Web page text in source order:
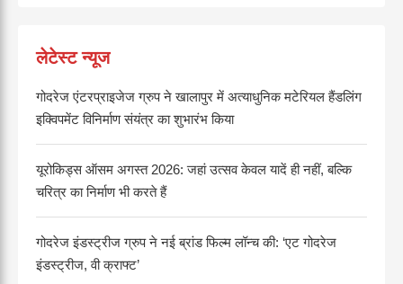
लेटेस्ट न्यूज
गोदरेज एंटरप्राइजेज ग्रुप ने खालापुर में अत्याधुनिक मटेरियल हैंडलिंग
इक्विपमेंट विनिर्माण संयंत्र का शुभारंभ किया
यूरोकिड्स ऑसम अगस्त 2026: जहां उत्सव केवल यादें ही नहीं, बल्कि
चरित्र का निर्माण भी करते हैं
गोदरेज इंडस्ट्रीज ग्रुप ने नई ब्रांड फिल्म लॉन्च की: ‘एट गोदरेज
इंडस्ट्रीज, वी क्राफ्ट’